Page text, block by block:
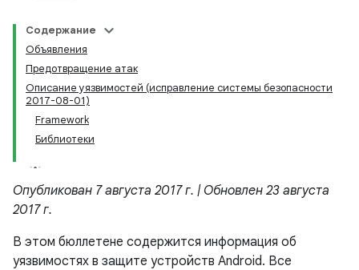
Содержание
Объявления
Предотвращение атак
Описание уязвимостей (исправление системы безопасности
2017-08-01)
Framework
Библиотеки
Опубликован 7 августа 2017 г. | Обновлен 23 августа
2017 г.
В этом бюллетене содержится информация об
уязвимостях в защите устройств Android. Все